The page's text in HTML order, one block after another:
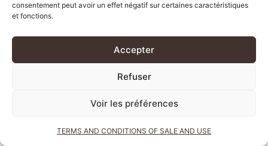
consentement peut avoir un effet négatif sur certaines caractéristiques
et fonctions.
Accepter
Refuser
Voir les préférences
TERMS AND CONDITIONS OF SALE AND USE